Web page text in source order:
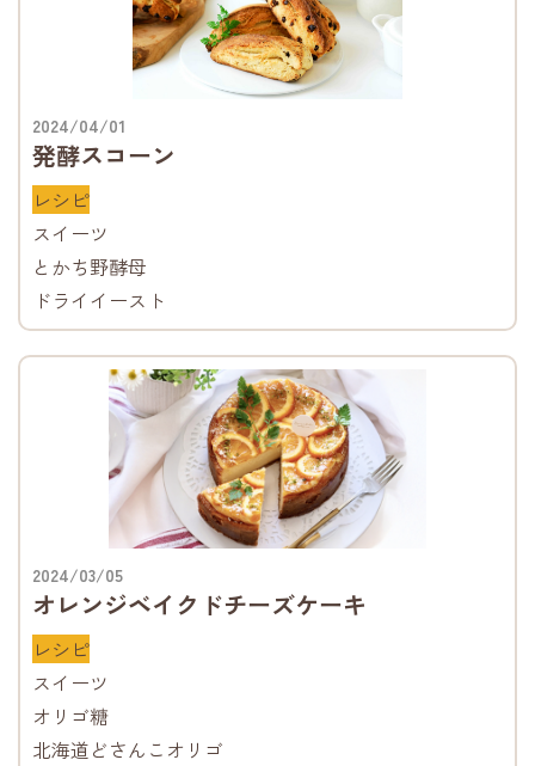
2024/04/01
発酵スコーン
レシピ
スイーツ
とかち野酵母
ドライイースト
2024/03/05
オレンジベイクドチーズケーキ
レシピ
スイーツ
オリゴ糖
北海道どさんこオリゴ